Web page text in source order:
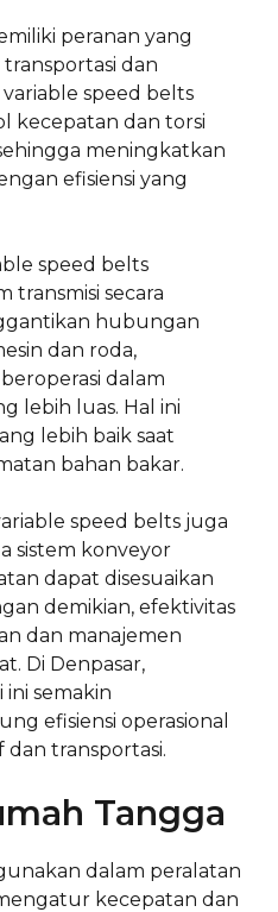
peranan yang
dan
speed belts
kecepatan dan torsi
meningkatkan
efisiensi yang
speed belts
transmisi secara
hubungan
dan roda,
dalam
lebih luas. Hal ini
lebih baik saat
bahan bakar.
speed belts juga
sistem konveyor
dapat disesuaikan
demikian, efektivitas
dan manajemen
Di Denpasar,
semakin
efisiensi operasional
transportasi.
Tangga
dalam peralatan
kecepatan dan